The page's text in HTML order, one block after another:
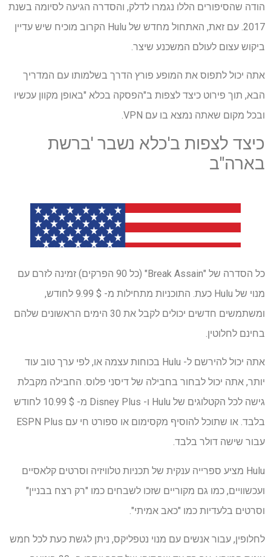
הודה שהסיפורים הללו נגמרו לדלק, והסדרה הגיעה לסיומה בשנת
2017. עם זאת, האתחול מחדש של Hulu הקרוב מוכיח שיש עדיין
ביקוש עצום לעולם המשכנע שיצר.
אתה יכול לתפוס את המופע פורץ הדרך בשלמותו עם המדריך
הבא, תוך פירוט כיצד לצפות ב"הפסקה בכלא "באופן מקוון עכשיו
ובכל מקום שאתה נמצא בו עם VPN.
כיצד לצפות ב'כלא נשבר 'ברשת
בארה"ב
כל הסדרה של "Break Assain" (כל 90 הפרקים) זמינה לזרם עם
מנוי של Hulu כעת. התוכניות מתחילות מ- $ 9.99 לחודש,
ומשתמשים חדשים יכולים לקבל את 30 הימים הראשונים שלהם
בחינם לחלוטין.
אתה יכול להירשם ל- Hulu בכוחות עצמה או, לפי ערך טוב עוד
יותר, אתה יכול לבחור בחבילה של דיסני פלוס. החבילה מקבלת
גישה לכל הקטלוגים של Hulu ו- Disney Plus מ- $ 10.99 לחודש
בלבד. או שתוכל להוסיף מקסימום או ספורט חי עם ESPN Plus
עבור שישה דולר בלבד.
Hulu מציע
ספרייה ענקית של תכניות טלוויזיה וסרטים קלאסיים
ועכשוויים, כמו גם מקוריים שזכו לשבחים כמו "רק רצח בבניין"
וסרטים בלעדיות כמו "כאב אמיתי".
לחלופין, עבור אנשים עם מנוי נטפליקס, ניתן לגשת כעת לכל חמש